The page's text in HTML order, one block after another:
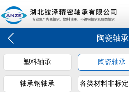
陶瓷轴承
塑料轴承 陶瓷轴承
轴承钢轴承